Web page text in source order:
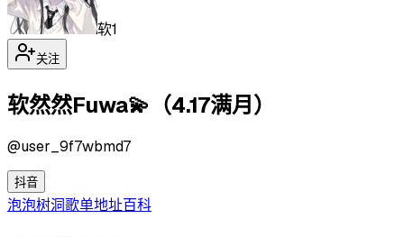
软1
关注
软然然Fuwa💫（4.17满月）
@user_9f7wbmd7
抖音
泡泡树洞歌单地址百科